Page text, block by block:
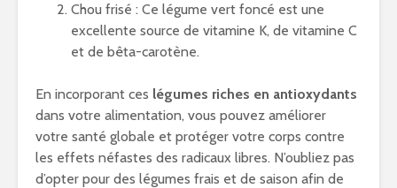
Chou frisé : Ce légume vert foncé est une
excellente source de vitamine K, de vitamine C
et de bêta-carotène.
En incorporant ces légumes riches en antioxydants
dans votre alimentation, vous pouvez améliorer
votre santé globale et protéger votre corps contre
les effets néfastes des radicaux libres. N’oubliez pas
d’opter pour des légumes frais et de saison afin de